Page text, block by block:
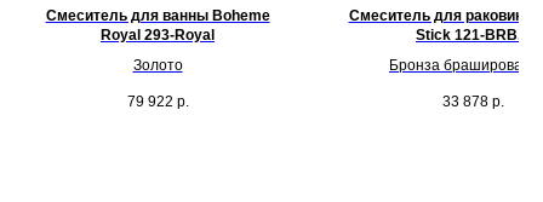
Смеситель для ванны Boheme
Royal 293-Royal
Золото
79 922 р.
Смеситель для раковины
Stick 121-BRB.2
Бронза
33 878 р.